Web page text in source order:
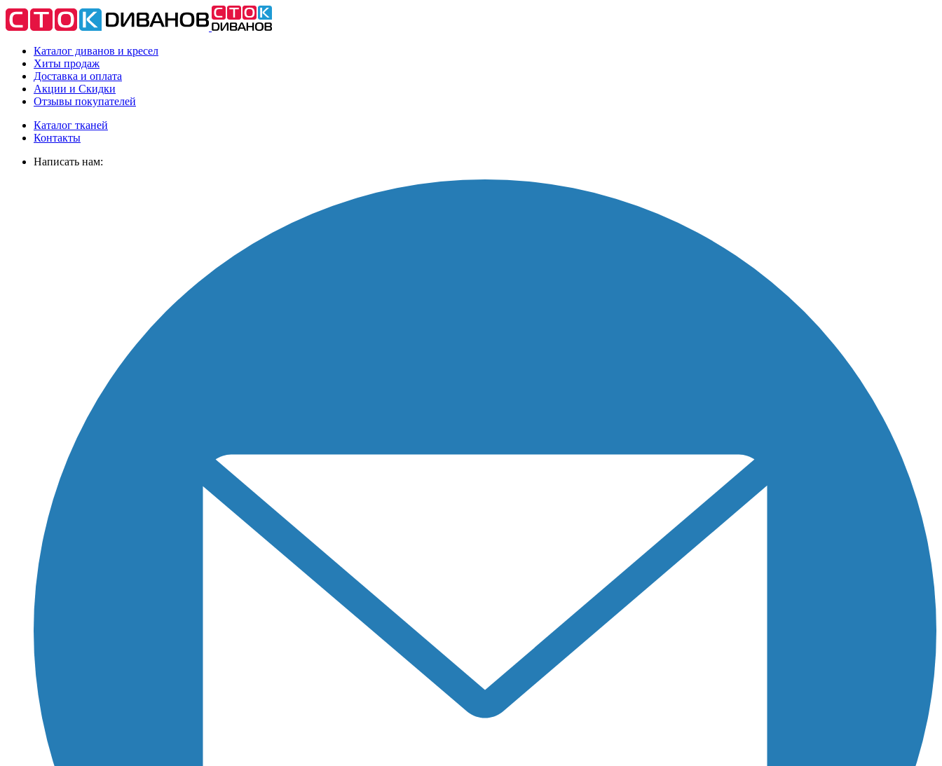
Каталог диванов и кресел
Хиты продаж
Доставка и оплата
Акции и Скидки
Отзывы покупателей
Каталог тканей
Контакты
Написать нам: